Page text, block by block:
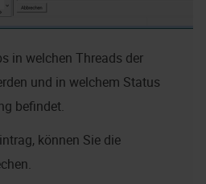
in welchen Threads der
und in welchem Status
befindet.
können Sie die